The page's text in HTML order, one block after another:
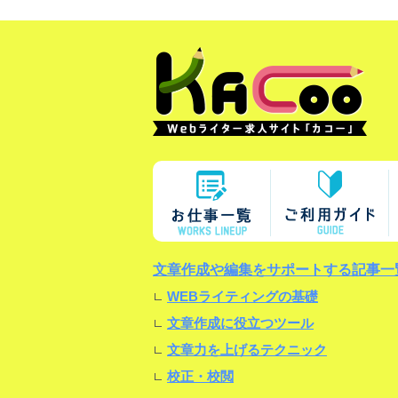
文章作成や編集をサポートする記事一
WEBライティングの基礎
文章作成に役立つツール
文章力を上げるテクニック
校正・校閲